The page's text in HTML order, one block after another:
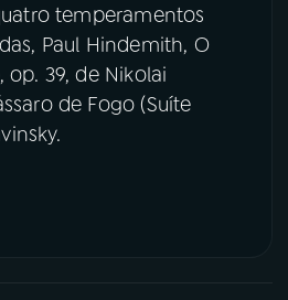
temperamentos
Paul Hindemith, O
39, de Nikolai
de Fogo (Suíte